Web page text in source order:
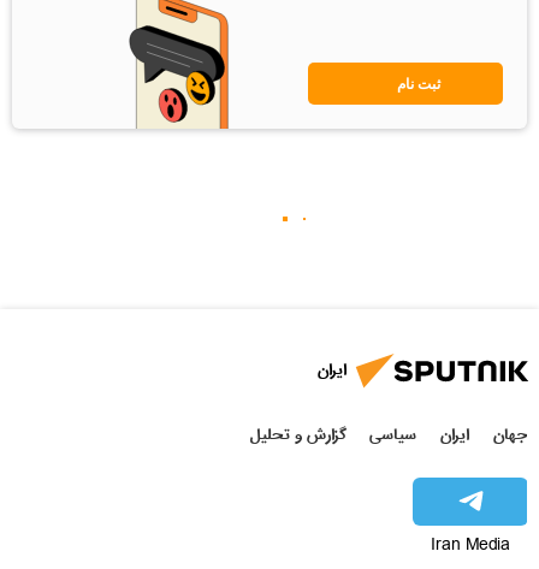
ثبت نام
ایران
جهان ایران سیاسی گزارش و تحلیل
Iran Media